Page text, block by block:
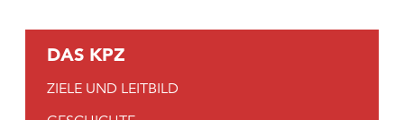
DAS KPZ
ZIELE UND LEITBILD